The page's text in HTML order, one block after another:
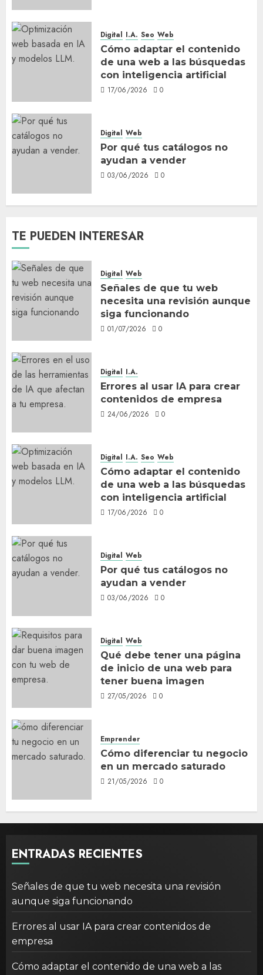
Digital I.A. Seo Web
Cómo adaptar el contenido
de una web a las búsquedas
con inteligencia artificial
17/06/2026 0
Digital Web
Por qué tus catálogos no
ayudan a vender
03/06/2026 0
TE PUEDEN INTERESAR
Digital Web
Señales de que tu web
necesita una revisión aunque
siga funcionando
01/07/2026 0
Digital I.A.
Errores al usar IA para crear
contenidos de empresa
24/06/2026 0
Digital I.A. Seo Web
Cómo adaptar el contenido
de una web a las búsquedas
con inteligencia artificial
17/06/2026 0
Digital Web
Por qué tus catálogos no
ayudan a vender
03/06/2026 0
Digital Web
Qué debe tener una página
de inicio de una web para
tener buena imagen
27/05/2026 0
Emprender
Cómo diferenciar tu negocio
en un mercado saturado
21/05/2026 0
ENTRADAS RECIENTES
Señales de que tu web necesita una revisión
aunque siga funcionando
Errores al usar IA para crear contenidos de
empresa
Cómo adaptar el contenido de una web a las